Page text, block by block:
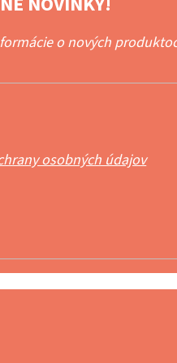
o nových
osobných údajov